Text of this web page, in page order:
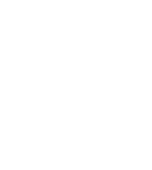
om denne